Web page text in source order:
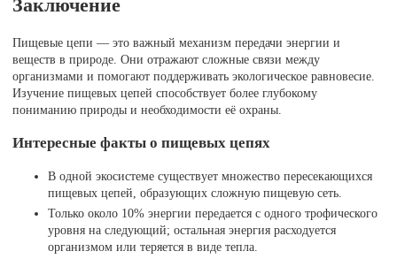
Заключение
Пищевые цепи — это важный механизм передачи энергии и
веществ в природе. Они отражают сложные связи между
организмами и помогают поддерживать экологическое равновесие.
Изучение пищевых цепей способствует более глубокому
пониманию природы и необходимости её охраны.
Интересные факты о пищевых цепях
В одной экосистеме существует множество пересекающихся
пищевых цепей, образующих сложную пищевую сеть.
Только около 10% энергии передается с одного трофического
уровня на следующий; остальная энергия расходуется
организмом или теряется в виде тепла.